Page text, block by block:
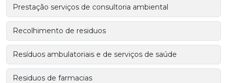
Prestação serviços de consultoria ambiental
Recolhimento de residuos
Resíduos ambulatoriais e de serviços de saúde
Residuos de farmacias